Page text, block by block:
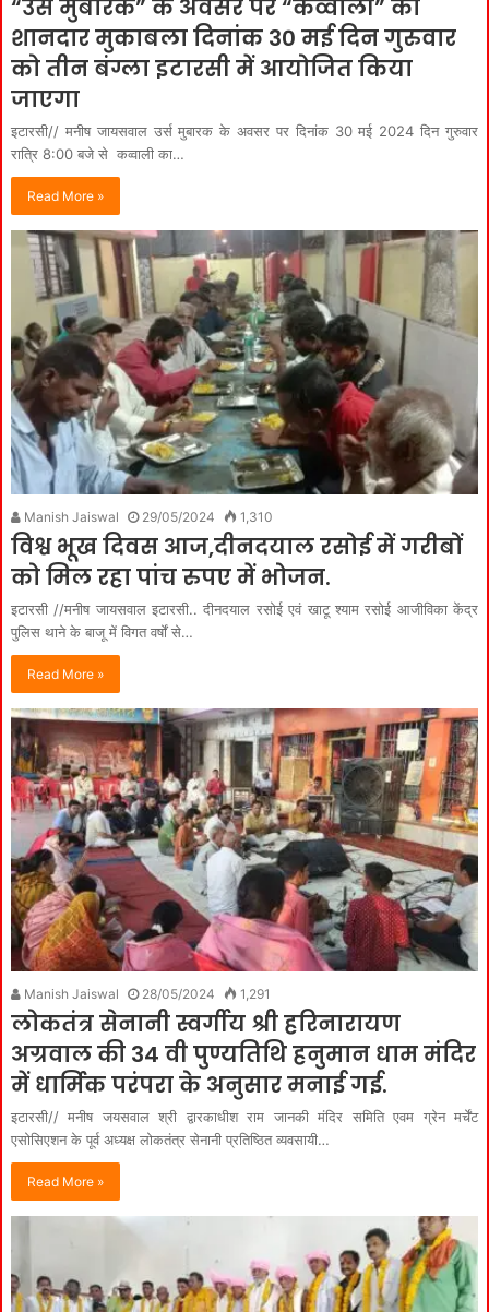
“उर्स मुबारक” के अवसर पर “कव्वाली” का
शानदार मुकाबला दिनांक 30 मई दिन गुरुवार
को तीन बंग्ला इटारसी में आयोजित किया
जाएगा
इटारसी// मनीष जायसवाल उर्स मुबारक के अवसर पर दिनांक 30 मई 2024 दिन गुरुवार
रात्रि 8:00 बजे से कव्वाली का…
Read More »
Manish Jaiswal 29/05/2024 1,310
विश्व भूख दिवस आज,दीनदयाल रसोई में गरीबों
को मिल रहा पांच रुपए में भोजन.
इटारसी //मनीष जायसवाल इटारसी.. दीनदयाल रसोई एवं खाटू श्याम रसोई आजीविका केंद्र
पुलिस थाने के बाजू में विगत वर्षों से…
Read More »
Manish Jaiswal 28/05/2024 1,291
लोकतंत्र सेनानी स्वर्गीय श्री हरिनारायण
अग्रवाल की 34 वी पुण्यतिथि हनुमान धाम मंदिर
में धार्मिक परंपरा के अनुसार मनाई गई.
इटारसी// मनीष जयसवाल श्री द्वारकाधीश राम जानकी मंदिर समिति एवम ग्रेन मर्चेंट
एसोसिएशन के पूर्व अध्यक्ष लोकतंत्र सेनानी प्रतिष्ठित व्यवसायी…
Read More »